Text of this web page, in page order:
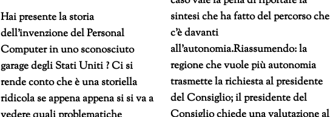
Hai presente la storia
dell’invenzione del Personal
Computer in uno sconosciuto
garage degli Stati Uniti ? Ci si
rende conto che è una storiella
ridicola se appena appena si si va a
sintesi che ha fatto del percorso che
c’è davanti
all’autonomia.Riassumendo: la
regione che vuole più autonomia
trasmette la richiesta al presidente
del Consiglio; il presidente del